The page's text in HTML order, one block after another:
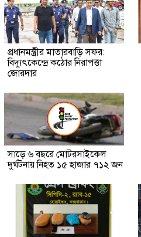
প্রধানমন্ত্রীর মাতারবাড়ি সফর:
বিদ্যুৎকেন্দ্রে কঠোর নিরাপত্তা
জোরদার
সাড়ে ৬ বছরে মোটরসাইকেল
দুর্ঘটনায় নিহত ১৫ হাজার ৭১২ জন